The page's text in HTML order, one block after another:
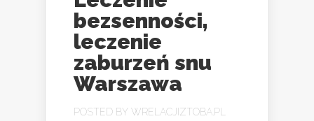
bezsenności,
leczenie
zaburzeń snu
Warszawa
POSTED BY WRELACJIZTOBA.PL